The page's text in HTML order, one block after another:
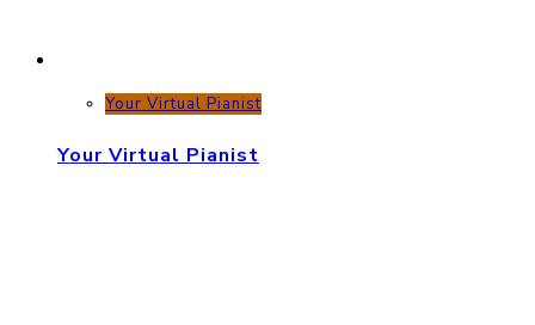
Your Virtual Pianist
Your Virtual Pianist